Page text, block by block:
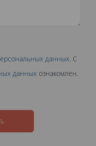
данных. С
данных ознакомлен.